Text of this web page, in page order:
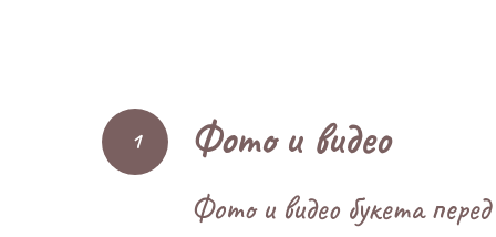
Фото и видео
Фото и видео букета перед